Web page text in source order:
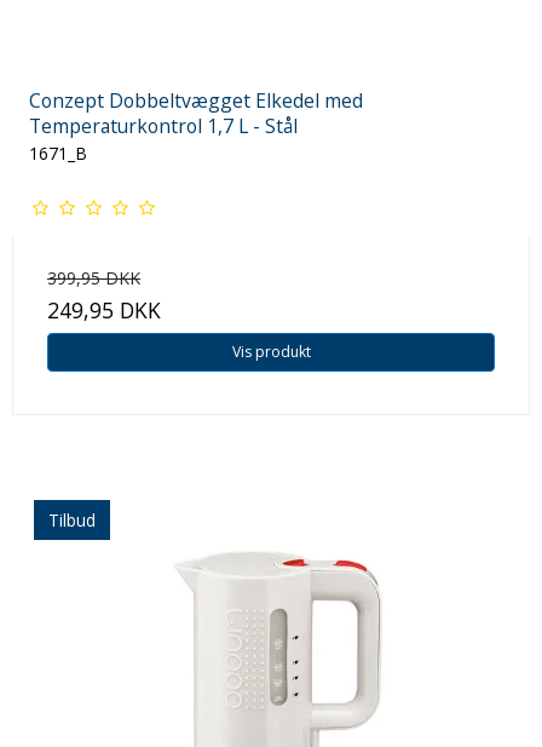
Conzept Dobbeltvægget Elkedel med
Temperaturkontrol 1,7 L - Stål
1671_B
399,95 DKK
249,95 DKK
Vis produkt
Tilbud